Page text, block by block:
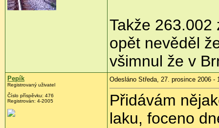
Takže
opět nevěděl
všimnul že v
Pepík
Registrovaný uživatel
Číslo příspěvku: 476
Registrován: 4-2005
Odesláno Středa, 27. prosince 2006 -
Přidávám
laku, foceno